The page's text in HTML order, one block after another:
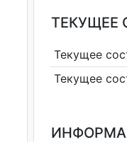
ТЕКУЩЕЕ
Текущее
Текущее